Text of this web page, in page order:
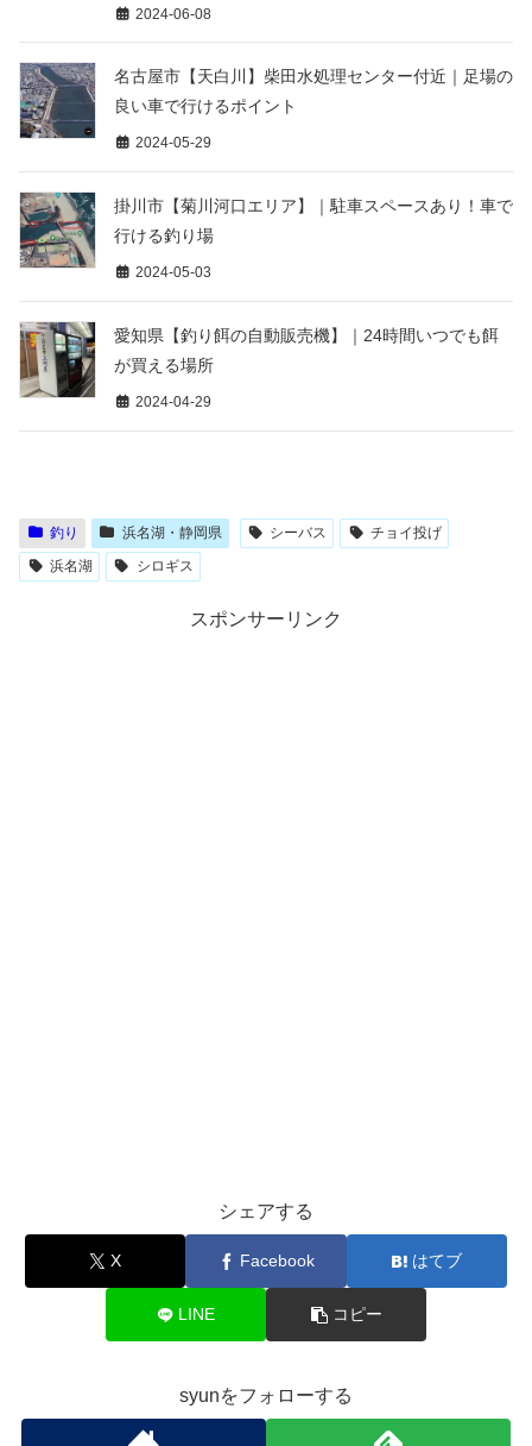
2024-06-08
名古屋市【天白川】柴田水処理センター付近｜足場の
良い車で行けるポイント
2024-05-29
掛川市【菊川河口エリア】｜駐車スペースあり！車で
行ける釣り場
2024-05-03
愛知県【釣り餌の自動販売機】｜24時間いつでも餌
が買える場所
2024-04-29
釣り 浜名湖・静岡県 シーバス
チョイ投げ
浜名湖
シロギス
スポンサーリンク
シェアする
X Facebook はてブ
LINE コピー
syunをフォローする